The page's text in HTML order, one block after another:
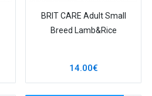
BRIT CARE Adult Small
Breed Lamb&Rice
14.00€